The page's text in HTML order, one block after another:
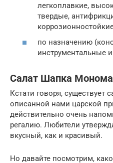
легкоплавкие,
твердые,
по назначению
инструментальные
Салат Шапка
Кстати говоря, существует
описанной нами царской
действительно очень
регалию. Любители
вкусный, как и красивый.
Но давайте посмотрим,